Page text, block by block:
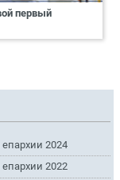
первый
2024
2022